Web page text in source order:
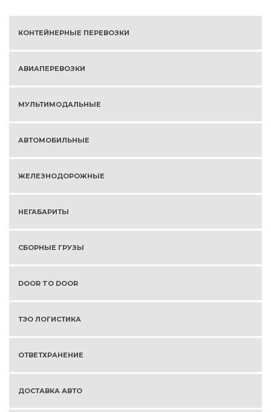
КОНТЕЙНЕРНЫЕ ПЕРЕВОЗКИ
АВИАПЕРЕВОЗКИ
МУЛЬТИМОДАЛЬНЫЕ
АВТОМОБИЛЬНЫЕ
ЖЕЛЕЗНОДОРОЖНЫЕ
НЕГАБАРИТЫ
СБОРНЫЕ ГРУЗЫ
DOOR TO DOOR
ТЭО ЛОГИСТИКА
ОТВЕТХРАНЕНИЕ
ДОСТАВКА АВТО